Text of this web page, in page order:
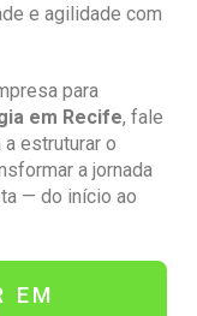
e agilidade com
para
em Recife, fale
a estruturar o
a jornada
— do início ao
EM